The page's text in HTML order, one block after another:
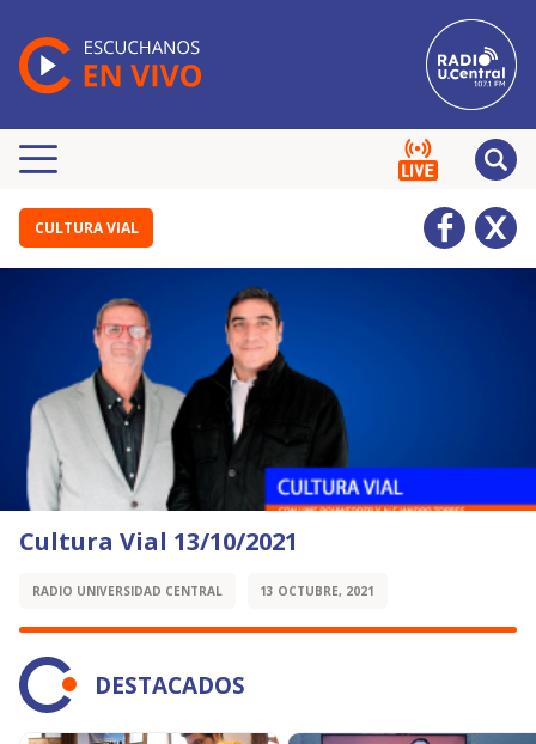
CULTURA VIAL
Cultura Vial 13/10/2021
RADIO UNIVERSIDAD CENTRAL 13 OCTUBRE, 2021
DESTACADOS